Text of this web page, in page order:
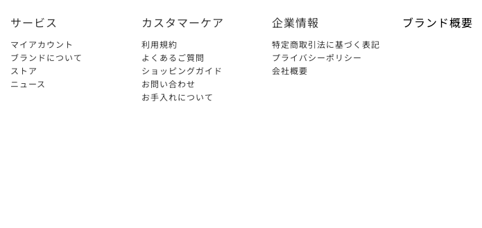
サービス
マイアカウント
ブランドについて
ストア
ニュース
カスタマーケア
利用規約
よくあるご質問
ショッピングガイド
お問い合わせ
お手入れについて
企業情報
特定商取引法に基づく表記
プライバシーポリシー
会社概要
ブランド概要